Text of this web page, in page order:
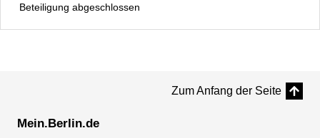
Beteiligung abgeschlossen
Zum Anfang der Seite
Mein.Berlin.de